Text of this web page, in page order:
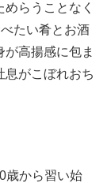
らうことなく
たい肴とお酒
高揚感に包ま
息がこぼれおち
から習い始